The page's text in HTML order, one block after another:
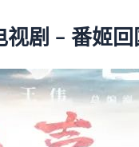
视剧 – 番姬